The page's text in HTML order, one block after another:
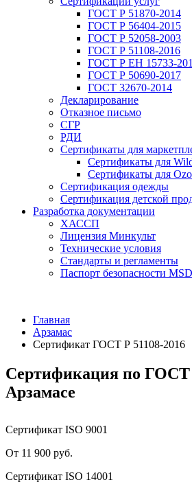
ГОСТ Р 51870-2014
ГОСТ Р 56404-2015
ГОСТ Р 52058-2003
ГОСТ Р 51108-2016
ГОСТ Р ЕН 15733-
ГОСТ Р 50690-2017
ГОСТ 32670-2014
Декларирование
Отказное письмо
СГР
РДИ
Сертификаты для
Сертификаты для
Сертификаты для
Сертификация одежды
Сертификация детской
Разработка документации
ХАССП
Лицензия Минкульт
Технические условия
Стандарты и регламенты
Паспорт безопасности
Главная
Арзамас
Сертификат ГОСТ Р 51108-2016
Сертификация по ГОСТ
Арзамасе
Сертификат ISO 9001
От 11 900 руб.
Сертификат ISO 14001